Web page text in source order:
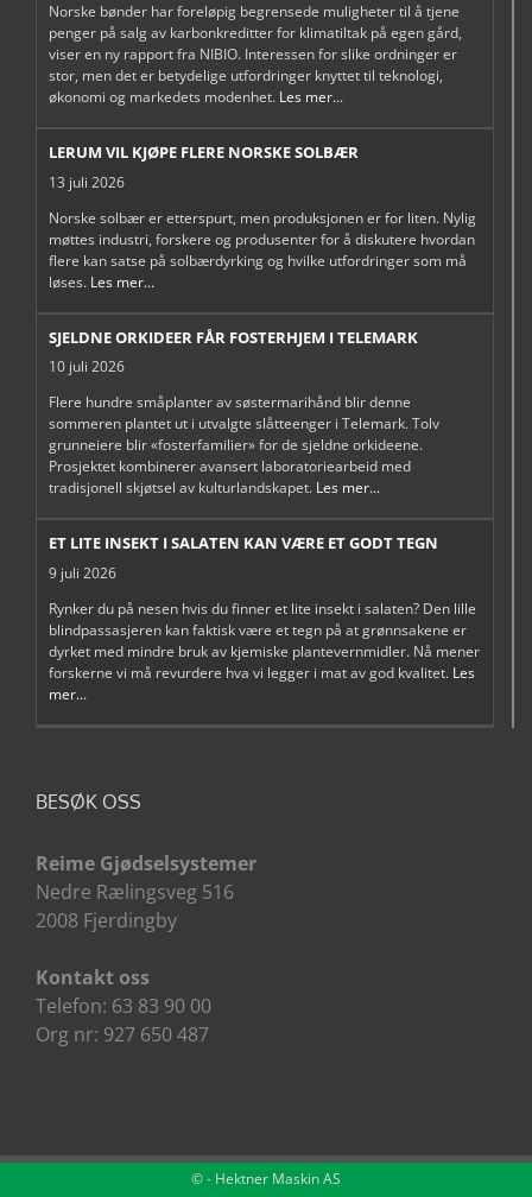
Norske bønder har foreløpig begrensede muligheter til å tjene
penger på salg av karbonkreditter for klimatiltak på egen gård,
viser en ny rapport fra NIBIO. Interessen for slike ordninger er
stor, men det er betydelige utfordringer knyttet til teknologi,
økonomi og markedets modenhet. Les mer...
LERUM VIL KJØPE FLERE NORSKE SOLBÆR
13 juli 2026
Norske solbær er etterspurt, men produksjonen er for liten. Nylig
møttes industri, forskere og produsenter for å diskutere hvordan
flere kan satse på solbærdyrking og hvilke utfordringer som må
løses. Les mer...
SJELDNE ORKIDEER FÅR FOSTERHJEM I TELEMARK
10 juli 2026
Flere hundre småplanter av søstermarihånd blir denne
sommeren plantet ut i utvalgte slåtteenger i Telemark. Tolv
grunneiere blir «fosterfamilier» for de sjeldne orkideene.
Prosjektet kombinerer avansert laboratoriearbeid med
tradisjonell skjøtsel av kulturlandskapet. Les mer...
ET LITE INSEKT I SALATEN KAN VÆRE ET GODT TEGN
9 juli 2026
Rynker du på nesen hvis du finner et lite insekt i salaten? Den lille
blindpassasjeren kan faktisk være et tegn på at grønnsakene er
dyrket med mindre bruk av kjemiske plantevernmidler. Nå mener
forskerne vi må revurdere hva vi legger i mat av god kvalitet. Les
mer...
BESØK OSS
Reime Gjødselsystemer
Nedre Rælingsveg 516
2008 Fjerdingby
Kontakt oss
Telefon: 63 83 90 00
Org nr: 927 650 487
©- Hektner Maskin AS